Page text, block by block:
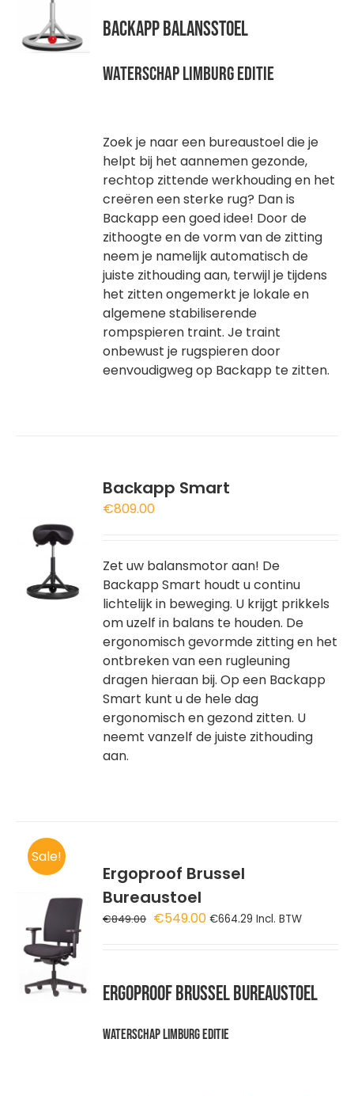
Backapp Balansstoel
Waterschap Limburg editie
Zoek je naar een bureaustoel die je
helpt bij het aannemen gezonde,
rechtop zittende werkhouding en het
creëren een sterke rug? Dan is
Backapp een goed idee! Door de
zithoogte en de vorm van de zitting
neem je namelijk automatisch de
juiste zithouding aan, terwijl je tijdens
het zitten ongemerkt je lokale en
algemene stabiliserende
rompspieren traint. Je traint
onbewust je rugspieren door
eenvoudigweg op Backapp te zitten.
Backapp Smart
€809.00
Zet uw balansmotor aan! De
Backapp Smart houdt u continu
lichtelijk in beweging. U krijgt prikkels
om uzelf in balans te houden. De
ergonomisch gevormde zitting en het
ontbreken van een rugleuning
dragen hieraan bij. Op een Backapp
Smart kunt u de hele dag
ergonomisch en gezond zitten. U
neemt vanzelf de juiste zithouding
aan.
Sale!
Ergoproof Brussel
Bureaustoel
€849.00 Oorspronkelijke
€549.00Huidige
€664.29 Incl. BTW
Ergoproof Brussel Bureaustoel
Waterschap Limburg editie